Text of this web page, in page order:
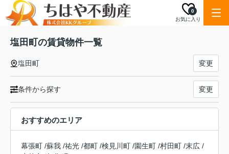
お気に入り
0
塩田町の賃貸物件一覧
塩田町 変更
条件から探す 変更
おすすめのエリア
幕張町 /蘇我 /祐光 /都町 /検見川町 /園生町 /村田町 /末広 /